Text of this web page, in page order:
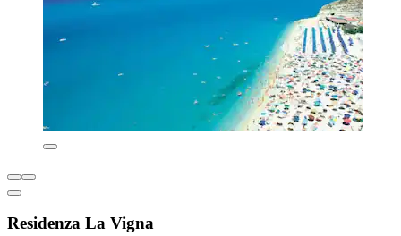
Residenza La Vigna